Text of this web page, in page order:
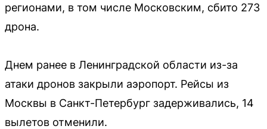
регионами, в том числе Московским, сбито 273
дрона.
Днем ранее в Ленинградской области из-за
атаки дронов закрыли аэропорт. Рейсы из
Москвы в Санкт-Петербург задерживались, 14
вылетов отменили.